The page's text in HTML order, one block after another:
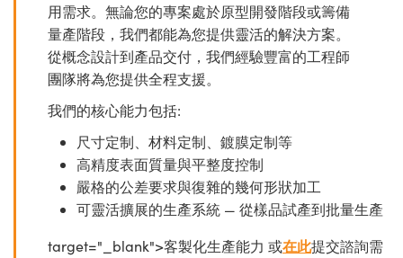
用需求。無論您的專案處於原型開發階段或籌備
量產階段，我們都能為您提供靈活的解決方案。
從概念設計到產品交付，我們經驗豐富的工程師
團隊將為您提供全程支援。
我們的核心能力包括:
尺寸定制、材料定制、鍍膜定制等
高精度表面質量與平整度控制
嚴格的公差要求與復雜的幾何形狀加工
可靈活擴展的生產系統 — 從樣品試產到批量生產
target="_blank">客製化生產能力 或在此提交諮詢需